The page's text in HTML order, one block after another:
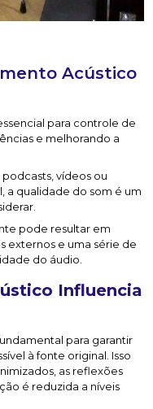
Acústico
para controle de
e melhorando a
vídeos ou
a qualidade do som é um
pode resultar em
externos e uma série de
do áudio.
Influencia
para garantir
à fonte original. Isso
as reflexões
é reduzida a níveis